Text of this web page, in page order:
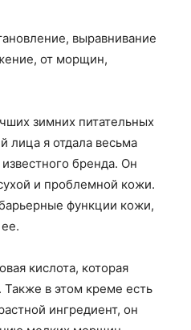
выравнивание
от морщин,
зимних питательных
лица я отдала весьма
бренда. Он
и проблемной кожи.
функции кожи,
кислота, которая
в этом креме есть
ингредиент, он